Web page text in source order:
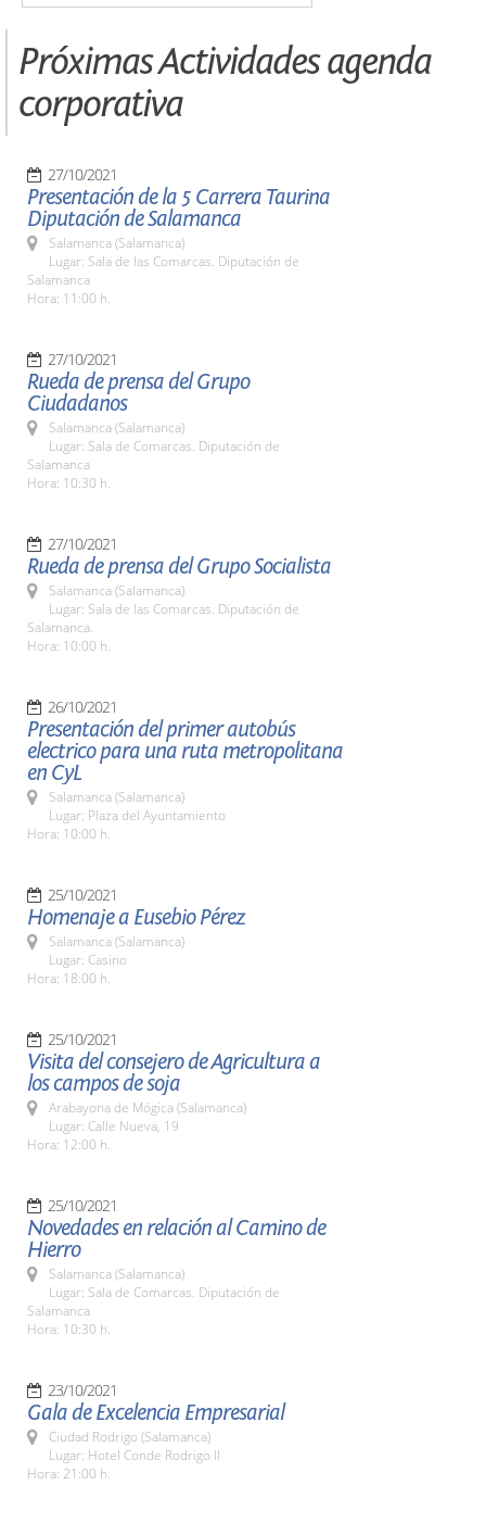
Próximas Actividades agenda
corporativa
27/10/2021
Presentación de la 5 Carrera Taurina
Diputación de Salamanca
Salamanca (Salamanca)
Lugar: Sala de las Comarcas. Diputación de
Salamanca
Hora: 11:00 h.
27/10/2021
Rueda de prensa del Grupo
Ciudadanos
Salamanca (Salamanca)
Lugar: Sala de Comarcas. Diputación de
Salamanca
Hora: 10:30 h.
27/10/2021
Rueda de prensa del Grupo Socialista
Salamanca (Salamanca)
Lugar: Sala de las Comarcas. Diputación de
Salamanca.
Hora: 10:00 h.
26/10/2021
Presentación del primer autobús
electrico para una ruta metropolitana
en CyL
Salamanca (Salamanca)
Lugar: Plaza del Ayuntamiento
Hora: 10:00 h.
25/10/2021
Homenaje a Eusebio Pérez
Salamanca (Salamanca)
Lugar: Casino
Hora: 18:00 h.
25/10/2021
Visita del consejero de Agricultura a
los campos de soja
Arabayona de Mógica (Salamanca)
Lugar: Calle Nueva, 19
Hora: 12:00 h.
25/10/2021
Novedades en relación al Camino de
Hierro
Salamanca (Salamanca)
Lugar: Sala de Comarcas. Diputación de
Salamanca
Hora: 10:30 h.
23/10/2021
Gala de Excelencia Empresarial
Ciudad Rodrigo (Salamanca)
Lugar: Hotel Conde Rodrigo II
Hora: 21:00 h.